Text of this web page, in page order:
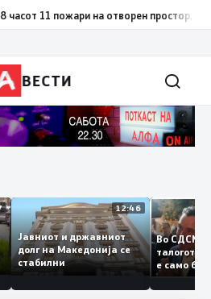
11 пожари на отворен простор, од кои
ВЕСТИ
12:46
Јавниот и државниот
долг на Македонија се
стабилни
Во
е само
копија
Заев